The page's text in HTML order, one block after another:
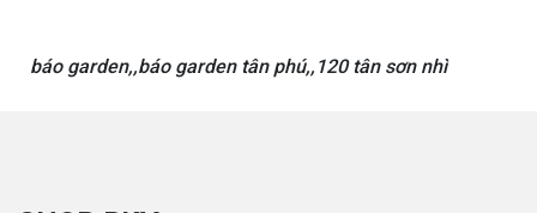
báo garden,,báo garden tân phú,,120 tân sơn nhì